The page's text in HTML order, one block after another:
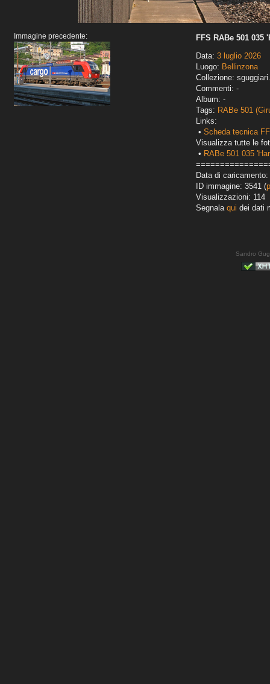
Immagine precedente:
FFS RABe 501 035
Data: 3 luglio 2026
Luogo: Bellinzona
Collezione:
Commenti: -
Album: -
Tags: RABe 501
Links:
• Scheda tecnica
Visualizza tutte le
• RABe 501 035
Data di
ID immagine: 3541 (
Visualizzazioni: 114
Segnala qui dei dati
Sandro